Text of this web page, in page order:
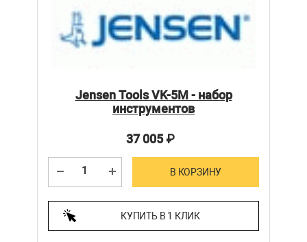
Jensen Tools VK-5M - набор
инструментов
37 005₽
В КОРЗИНУ
КУПИТЬ В 1 КЛИК